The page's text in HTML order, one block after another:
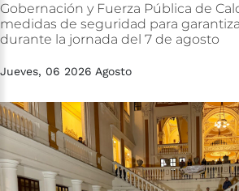
Gobernación y Fuerza Pública de
medidas de seguridad para
durante la jornada del 7 de agosto
Jueves, 06 2026 Agosto